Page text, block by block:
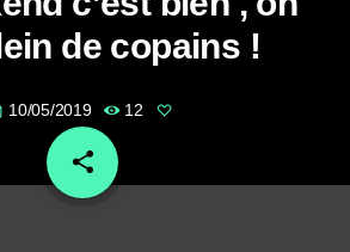
de copains !
10/05/2019 12
share
email